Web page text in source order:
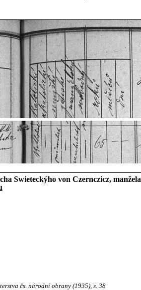
Swieteckýho von Czernczicz, manžela
čs. národní obrany (1935), s. 38